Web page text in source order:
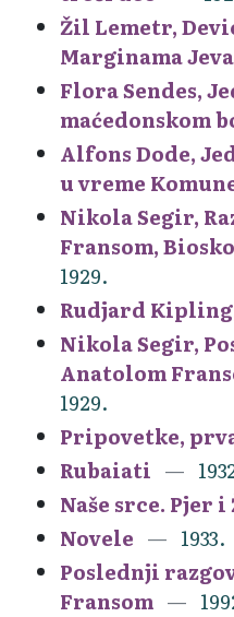
Žil Lemetr,
Marginama
Flora Sendes,
maćedonskom
Alfons Dode,
u vreme
Nikola Segir,
Fransom,
1929.
Rudjard
Nikola Segir,
Anatolom
1929.
Pripovetke,
Rubaiati
Naše srce. Pjer i
Novele
1933.
Poslednji
Fransom